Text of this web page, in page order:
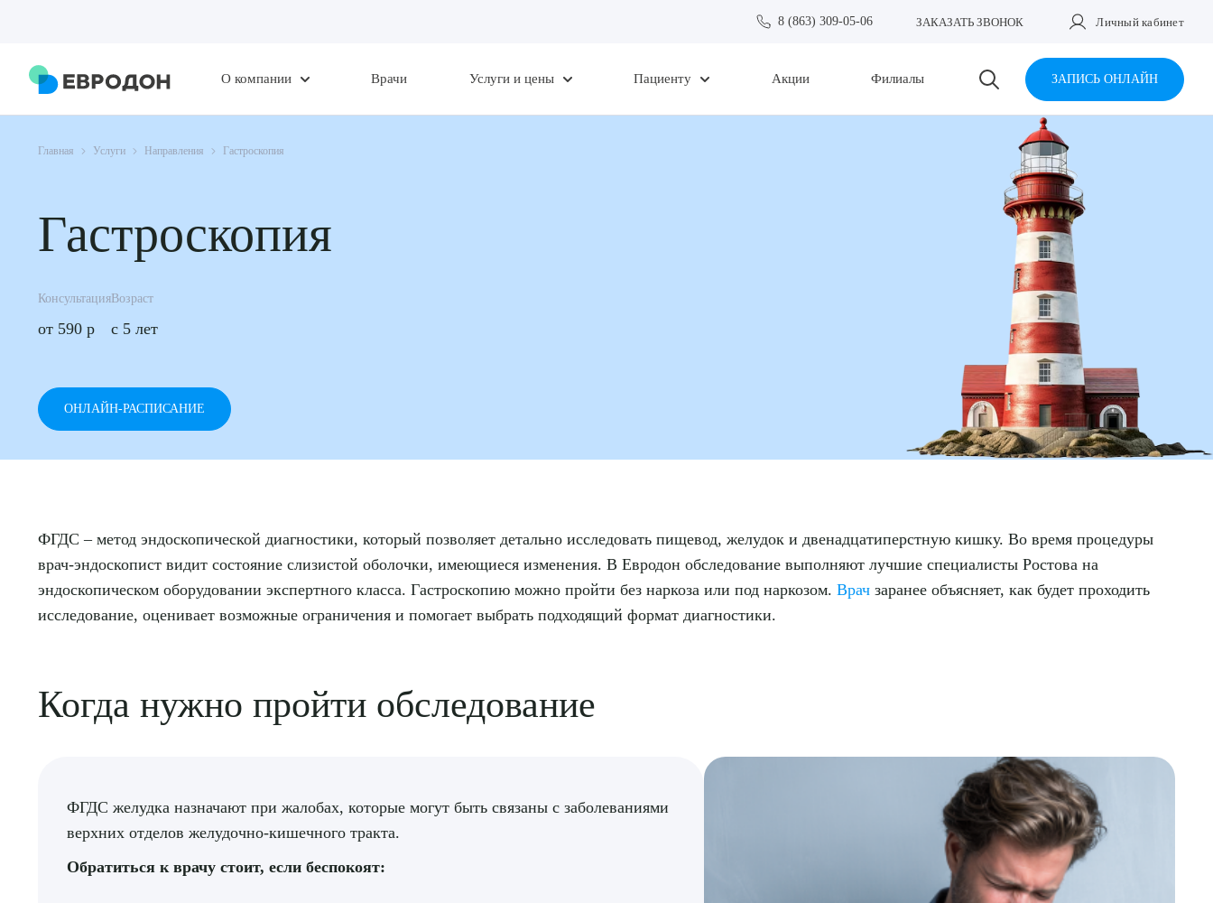
8 (863) 309-05-06 ЗАКАЗАТЬ ЗВОНОК Личный кабинет
О компании Врачи Услуги и цены Пациенту Акции Филиалы ЗАПИСЬ ОНЛАЙН
Главная Услуги Направления Гастроскопия
Гастроскопия
Консультация
от 590 р
Возраст
c 5 лет
ОНЛАЙН-РАСПИСАНИЕ
ФГДС – метод эндоскопической диагностики, который позволяет детально исследовать пищевод, желудок и двенадцатиперстную кишку. Во время процедуры
врач-эндоскопист видит состояние слизистой оболочки, имеющиеся изменения. В Евродон обследование выполняют лучшие специалисты Ростова на
эндоскопическом оборудовании экспертного класса. Гастроскопию можно пройти без наркоза или под наркозом. Врач заранее объясняет, как будет проходить
исследование, оценивает возможные ограничения и помогает выбрать подходящий формат диагностики.
Когда нужно пройти обследование
ФГДС желудка назначают при жалобах, которые могут быть связаны с заболеваниями
верхних отделов желудочно-кишечного тракта.
Обратиться к врачу стоит, если беспокоят: